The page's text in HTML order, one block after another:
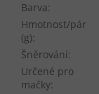
Barva:
Hmotnost/pár
(g):
Šněrování:
Určené pro
mačky: